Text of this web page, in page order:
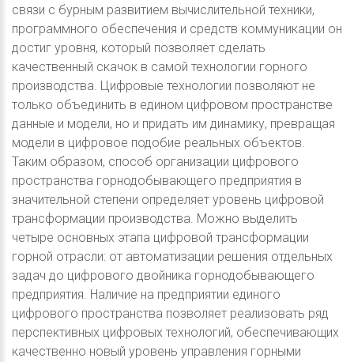
связи с бурным развитием вычислительной техники,
программного обеспечения и средств коммуникации он
достиг уровня, который позволяет сделать
качественный скачок в самой технологии горного
производства. Цифровые технологии позволяют не
только объединить в едином цифровом пространстве
данные и модели, но и придать им динамику, превращая
модели в цифровое подобие реальных объектов.
Таким образом, способ организации цифрового
пространства горнодобывающего предприятия в
значительной степени определяет уровень цифровой
трансформации производства. Можно выделить
четыре основных этапа цифровой трансформации
горной отрасли: от автоматизации решения отдельных
задач до цифрового двойника горнодобывающего
предприятия. Наличие на предприятии единого
цифрового пространства позволяет реализовать ряд
перспективных цифровых технологий, обеспечивающих
качественно новый уровень управления горными